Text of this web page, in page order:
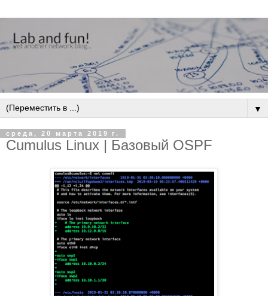
▼
среда, 20 марта 2019 г.
Cumulus Linux | Базовый OSPF